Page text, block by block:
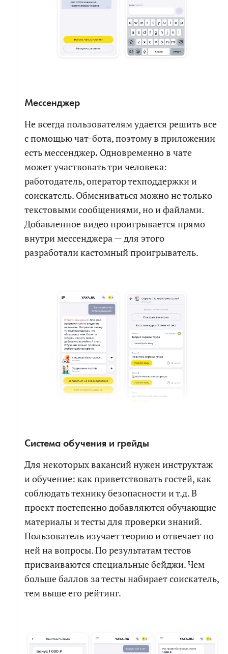
Мессенджер
Не всегда пользователям удается решить все
с помощью чат-бота, поэтому в приложении
есть мессенджер. Одновременно в чате
может участвовать три человека:
работодатель, оператор техподдержки и
соискатель. Обмениваться можно не только
текстовыми сообщениями, но и файлами.
Добавленное видео проигрывается прямо
внутри мессенджера — для этого
разработали кастомный проигрыватель.
Система обучения и грейды
Для некоторых вакансий нужен инструктаж
и обучение: как приветствовать гостей, как
соблюдать технику безопасности и т.д. В
проект постепенно добавляются обучающие
материалы и тесты для проверки знаний.
Пользователь изучает теорию и отвечает по
ней на вопросы. По результатам тестов
присваиваются специальные бейджи. Чем
больше баллов за тесты набирает соискатель,
тем выше его рейтинг.